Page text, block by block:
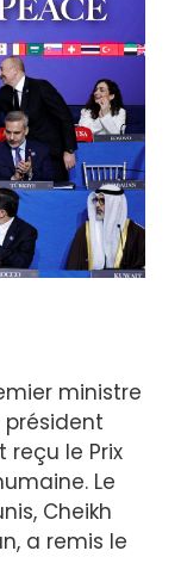
ministre
président
reçu le Prix
Le
Cheikh
a remis le